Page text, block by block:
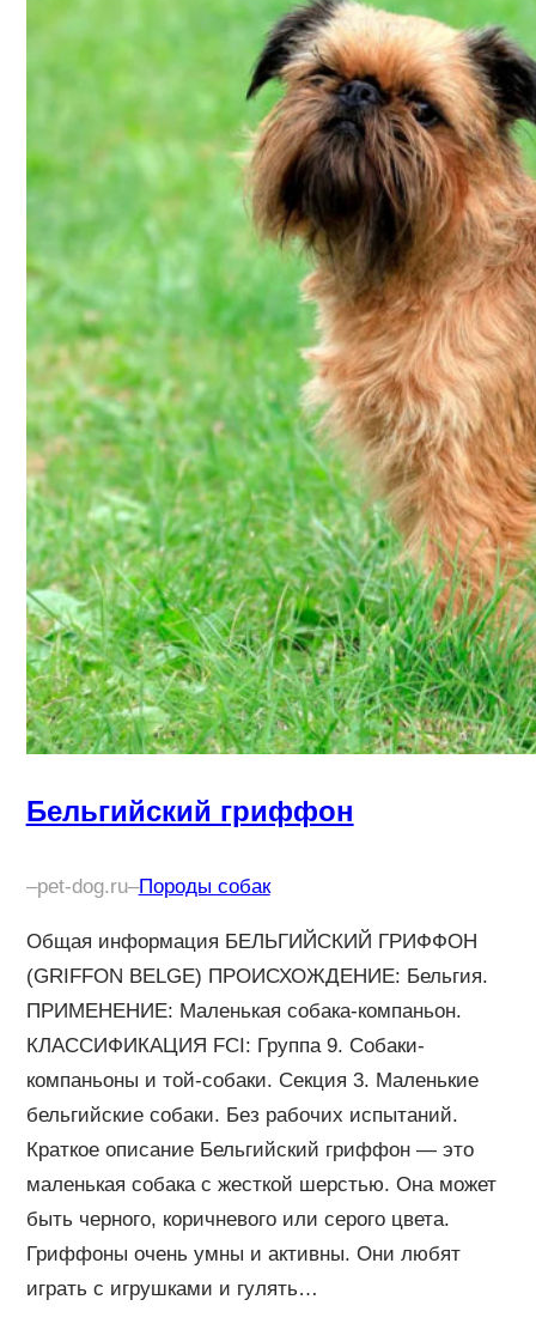
Бельгийский гриффон
–pet-dog.ru–Породы собак
Общая информация БЕЛЬГИЙСКИЙ ГРИФФОН
(GRIFFON BELGE) ПРОИСХОЖДЕНИЕ: Бельгия.
ПРИМЕНЕНИЕ: Маленькая собака-компаньон.
КЛАССИФИКАЦИЯ FCI: Группа 9. Собаки-
компаньоны и той-собаки. Секция 3. Маленькие
бельгийские собаки. Без рабочих испытаний.
Краткое описание Бельгийский гриффон — это
маленькая собака с жесткой шерстью. Она может
быть черного, коричневого или серого цвета.
Гриффоны очень умны и активны. Они любят
играть с игрушками и гулять…